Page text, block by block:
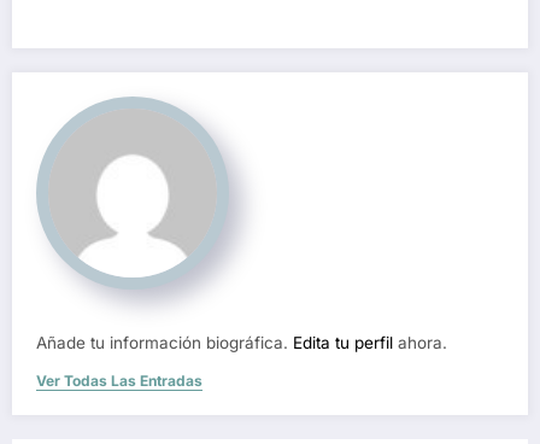
Añade tu información biográfica. Edita tu perfil ahora.
Ver Todas Las Entradas